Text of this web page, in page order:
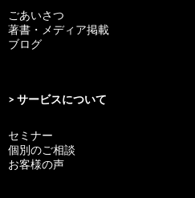
ごあいさつ
著書・メディア掲載
ブログ
> サービスについて
セミナー
個別のご相談
お客様の声